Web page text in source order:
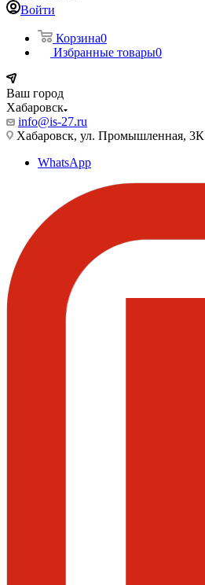
Войти
Корзина0
Избранные товары0
Ваш город
Хабаровск
info@is-27.ru
Хабаровск, ул. Промышленная, 3К
WhatsApp